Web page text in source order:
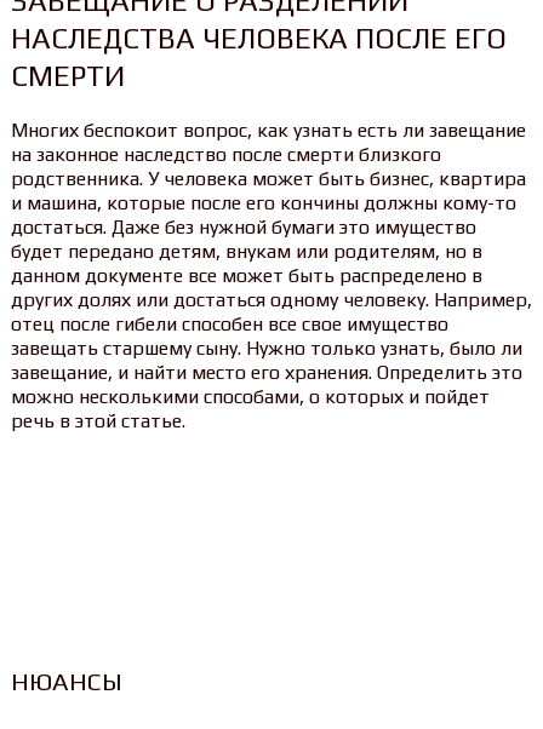
НАСЛЕДСТВА ЧЕЛОВЕКА ПОСЛЕ ЕГО
СМЕРТИ
Многих беспокоит вопрос, как узнать есть ли завещание
на законное наследство после смерти близкого
родственника. У человека может быть бизнес, квартира
и машина, которые после его кончины должны кому-то
достаться. Даже без нужной бумаги это имущество
будет передано детям, внукам или родителям, но в
данном документе все может быть распределено в
других долях или достаться одному человеку. Например,
отец после гибели способен все свое имущество
завещать старшему сыну. Нужно только узнать, было ли
завещание, и найти место его хранения. Определить это
можно несколькими способами, о которых и пойдет
речь в этой статье.
НЮАНСЫ